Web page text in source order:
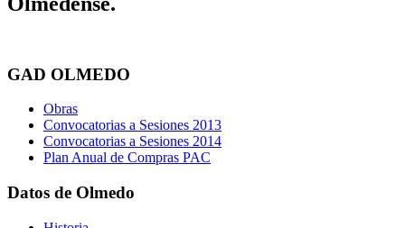
GAD OLMEDO
Obras
Convocatorias a Sesiones 2013
Convocatorias a Sesiones 2014
Plan Anual de Compras PAC
Datos de Olmedo